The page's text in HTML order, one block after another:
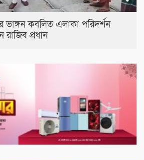
ভাঙ্গন কবলিত এলাকা পরিদর্শন
প্রধান